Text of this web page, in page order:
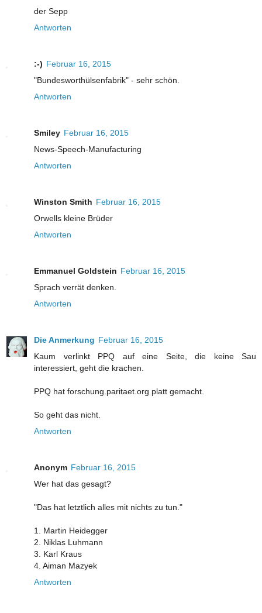
der Sepp
Antworten
:-) Februar 16, 2015
"Bundesworthülsenfabrik" - sehr schön.
Antworten
Smiley Februar 16, 2015
News-Speech-Manufacturing
Antworten
Winston Smith Februar 16, 2015
Orwells kleine Brüder
Antworten
Emmanuel Goldstein Februar 16, 2015
Sprach verrät denken.
Antworten
Die Anmerkung Februar 16, 2015
Kaum verlinkt PPQ auf eine Seite, die keine Sau
interessiert, geht die krachen.
PPQ hat forschung.paritaet.org platt gemacht.
So geht das nicht.
Antworten
Anonym Februar 16, 2015
Wer hat das gesagt?
"Das hat letztlich alles mit nichts zu tun."
1. Martin Heidegger
2. Niklas Luhmann
3. Karl Kraus
4. Aiman Mazyek
Antworten